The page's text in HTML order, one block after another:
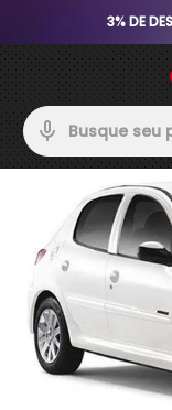
3% DE